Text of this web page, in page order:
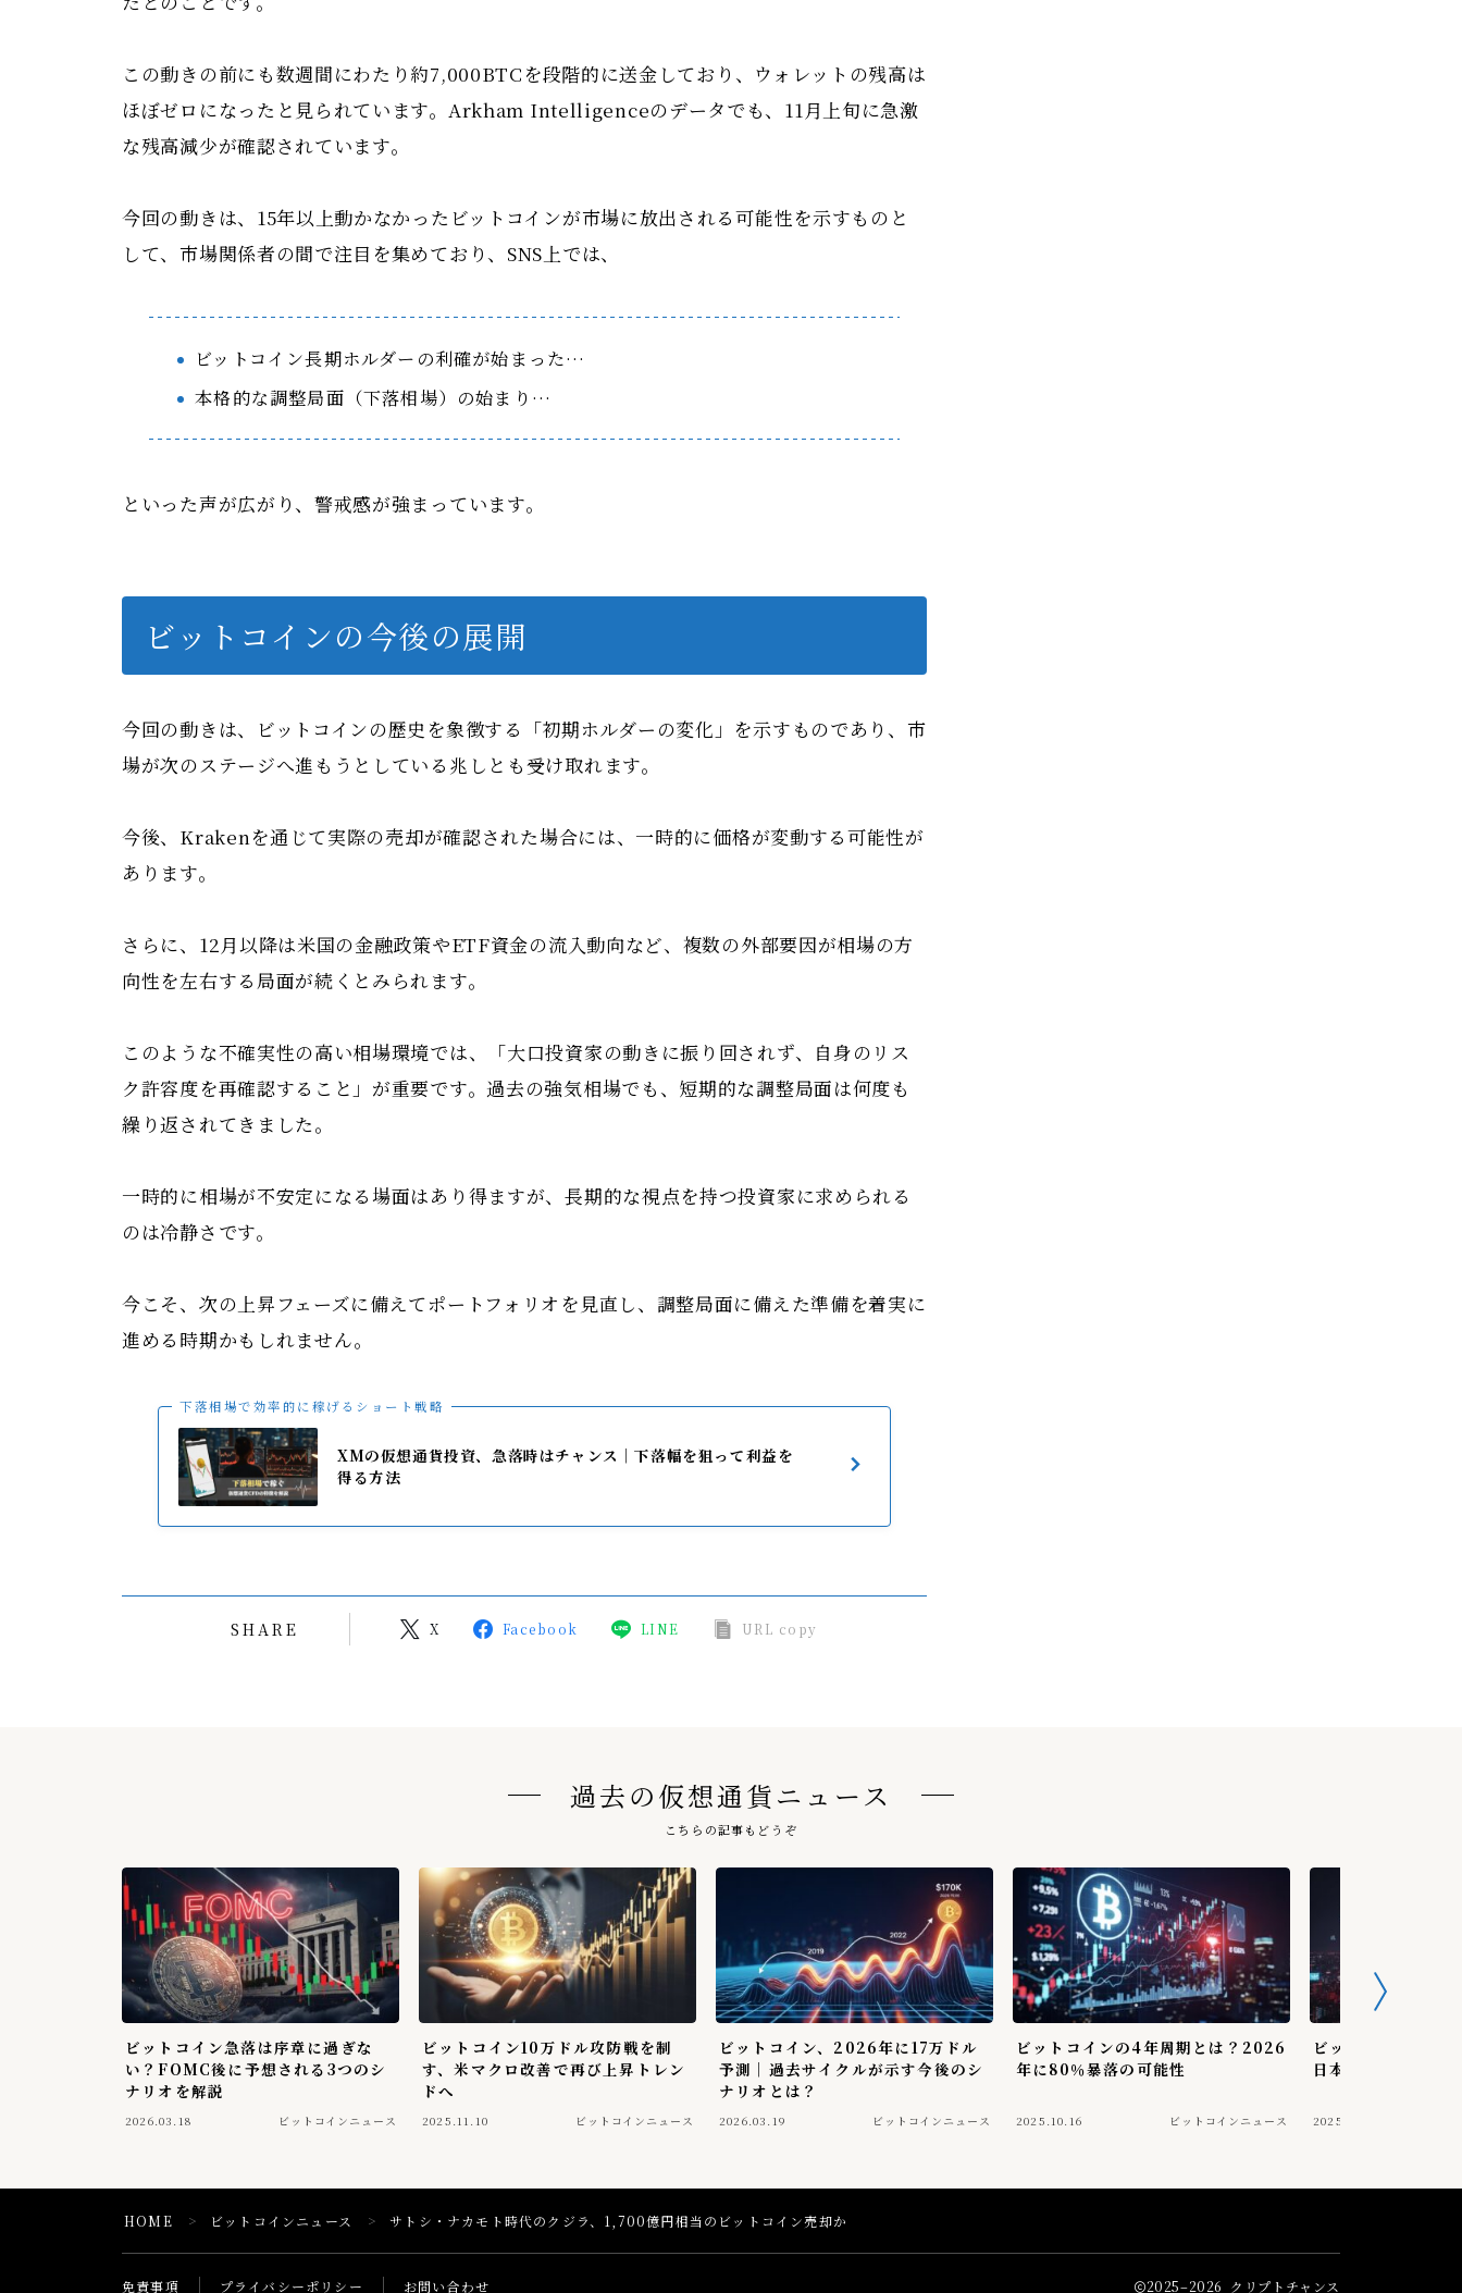
この動きの前にも数週間にわたり約7,000BTCを段階的に送金しており、ウォレットの残高は
ほぼゼロになったと見られています。Arkham Intelligenceのデータでも、11月上旬に急激
な残高減少が確認されています。
今回の動きは、15年以上動かなかったビットコインが市場に放出される可能性を示すものと
して、市場関係者の間で注目を集めており、SNS上では、
ビットコイン長期ホルダーの利確が始まった…
本格的な調整局面（下落相場）の始まり…
といった声が広がり、警戒感が強まっています。
ビットコインの今後の展開
今回の動きは、ビットコインの歴史を象徴する「初期ホルダーの変化」を示すものであり、市
場が次のステージへ進もうとしている兆しとも受け取れます。
今後、Krakenを通じて実際の売却が確認された場合には、一時的に価格が変動する可能性が
あります。
さらに、12月以降は米国の金融政策やETF資金の流入動向など、複数の外部要因が相場の方
向性を左右する局面が続くとみられます。
このような不確実性の高い相場環境では、「大口投資家の動きに振り回されず、自身のリス
ク許容度を再確認すること」が重要です。過去の強気相場でも、短期的な調整局面は何度も
繰り返されてきました。
一時的に相場が不安定になる場面はあり得ますが、長期的な視点を持つ投資家に求められる
のは冷静さです。
今こそ、次の上昇フェーズに備えてポートフォリオを見直し、調整局面に備えた準備を着実に
進める時期かもしれません。
下落相場で効率的に稼げるショート戦略
XMの仮想通貨投資、急落時はチャンス｜下落幅を狙って利益を
得る方法
SHARE X Facebook LINE URL copy
過去の仮想通貨ニュース
こちらの記事もどうぞ
ビットコイン急落は序章に過ぎな
い？FOMC後に予想される3つのシ
ナリオを解説
2026.03.18 ビットコインニュース
ビットコイン10万ドル攻防戦を制
す、米マクロ改善で再び上昇トレン
ドへ
2025.11.10 ビットコインニュース
ビットコイン、2026年に17万ドル
予測｜過去サイクルが示す今後のシ
ナリオとは？
2026.03.19 ビットコインニュース
ビットコインの4年周期とは？2026
年に80％暴落の可能性
2025.10.16 ビットコインニュース
ビットコイン急落
日本長期金利
2025.12.01
HOME ＞ ビットコインニュース ＞ サトシ・ナカモト時代のクジラ、1,700億円相当のビットコイン売却か
免責事項 プライバシーポリシー お問い合わせ 2025–2026 クリプトチャンス